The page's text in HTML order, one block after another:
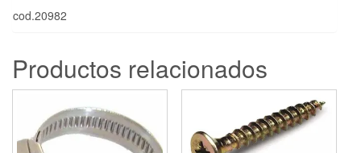
cod.20982
Productos relacionados